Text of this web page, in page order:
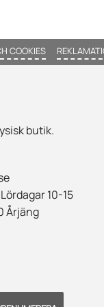
COOKIES
butik.
10-15
Årjäng